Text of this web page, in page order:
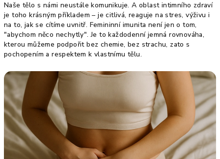
Naše tělo s námi neustále komunikuje. A oblast intimního zdraví
je toho krásným příkladem – je citlivá, reaguje na stres, výživu i
na to, jak se cítíme uvnitř. Femininní imunita není jen o tom,
"abychom něco nechytly". Je to každodenní jemná rovnováha,
kterou můžeme podpořit bez chemie, bez strachu, zato s
pochopením a respektem k vlastnímu tělu.